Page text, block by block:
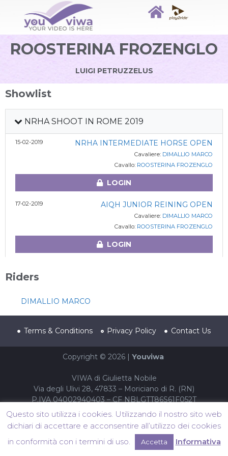
ROOSTERINA FROZENGLO
LUIGI PETRUZZELUS
Showlist
NRHA SHOOT IN ROME 2019
15-02-2019 NRHA INTERMEDIATE HORSE OPEN
Cavaliere: DIMALLIO MARCO
Cavallo: ROOSTERINA FROZENGLO
LOGIN
17-02-2019 AIQH JUNIOR REINING OPEN
Cavaliere: DIMALLIO MARCO
Cavallo: ROOSTERINA FROZENGLO
LOGIN
Riders
DIMALLIO MARCO
Terms & Conditions Privacy Policy Contact Us
Copyright © 2026 | Youviwa
VIWA di Giulietta Nobile
Via degli Ulivi 28, 47833 – Moriciano di R. (RN)
P.IVA 04002940403 – CF NBLGTT86S61F052T
Questo sito utilizza i cookies. Utilizzando il nostro sito web
dichiari di accettare e acconsentire all’utilizzo dei cookies
in conformità con i termini di uso.
Accetta Informativa